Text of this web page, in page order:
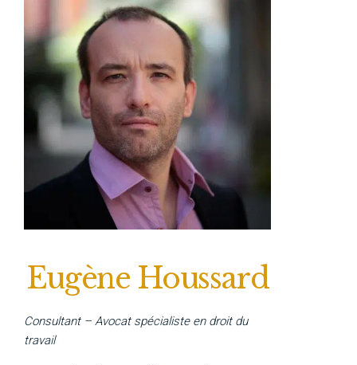
Eugène Houssard
Consultant – Avocat spécialiste en droit du
travail